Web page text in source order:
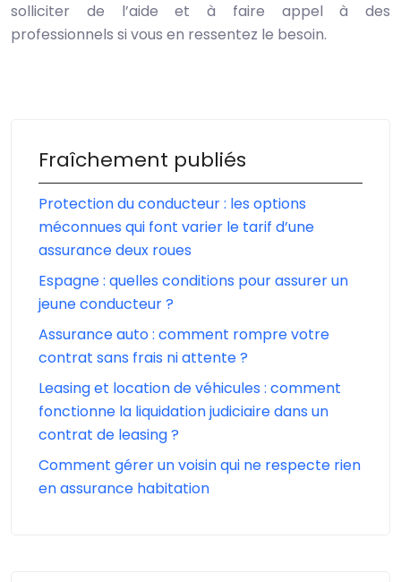
solliciter de l’aide et à faire appel à des
professionnels si vous en ressentez le besoin.
Fraîchement publiés
Protection du conducteur : les options
méconnues qui font varier le tarif d’une
assurance deux roues
Espagne : quelles conditions pour assurer un
jeune conducteur ?
Assurance auto : comment rompre votre
contrat sans frais ni attente ?
Leasing et location de véhicules : comment
fonctionne la liquidation judiciaire dans un
contrat de leasing ?
Comment gérer un voisin qui ne respecte rien
en assurance habitation